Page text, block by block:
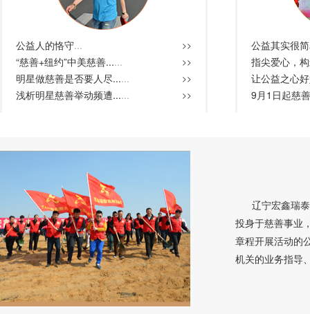
公益人的恪守... >>
“慈善+纽约”中美慈善...... >>
明星做慈善是否要人尽...... >>
浅析明星慈善举动频遭...... >>
公益其实很
指尖爱心，
让公益之心
9月1日起慈
辽宁宏鑫瑞
投身于慈善事业
章程开展活动的
机关的业务指导